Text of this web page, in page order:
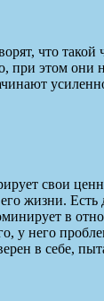
что такой
при этом они
свои
жизни. Есть
в
у него
в себе,